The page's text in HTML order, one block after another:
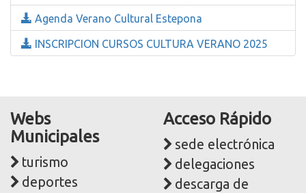
Agenda Verano Cultural Estepona
INSCRIPCION CURSOS CULTURA VERANO 2025
Webs
Municipales
turismo
deportes
Acceso Rápido
sede electrónica
delegaciones
descarga de